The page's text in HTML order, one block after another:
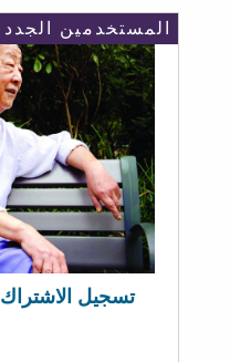
المستخدمين الجدد
تسجيل الاشتراك